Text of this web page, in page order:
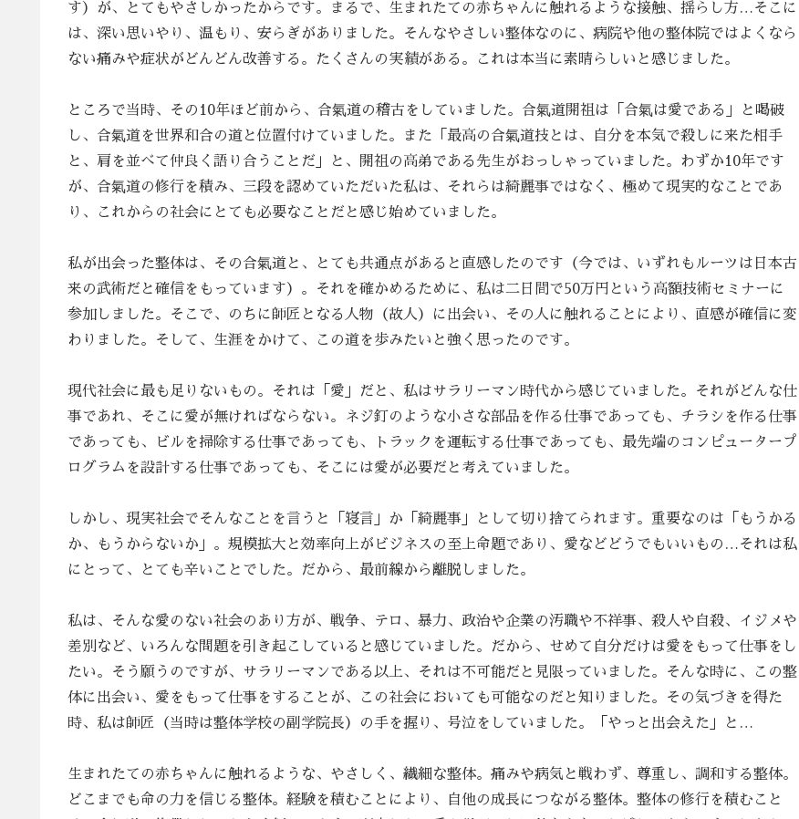
す）が、とてもやさしかったからです。まるで、生まれたての赤ちゃんに触れるような接触、揺らし方…そこに
は、深い思いやり、温もり、安らぎがありました。そんなやさしい整体なのに、病院や他の整体院ではよくなら
ない痛みや症状がどんどん改善する。たくさんの実績がある。これは本当に素晴らしいと感じました。
ところで当時、その10年ほど前から、合氣道の稽古をしていました。合氣道開祖は「合氣は愛である」と喝破
し、合氣道を世界和合の道と位置付けていました。また「最高の合氣道技とは、自分を本気で殺しに来た相手
と、肩を並べて仲良く語り合うことだ」と、開祖の高弟である先生がおっしゃっていました。わずか10年です
が、合氣道の修行を積み、三段を認めていただいた私は、それらは綺麗事ではなく、極めて現実的なことであ
り、これからの社会にとても必要なことだと感じ始めていました。
私が出会った整体は、その合氣道と、とても共通点があると直感したのです（今では、いずれもルーツは日本古
来の武術だと確信をもっています）。それを確かめるために、私は二日間で50万円という高額技術セミナーに
参加しました。そこで、のちに師匠となる人物（故人）に出会い、その人に触れることにより、直感が確信に変
わりました。そして、生涯をかけて、この道を歩みたいと強く思ったのです。
現代社会に最も足りないもの。それは「愛」だと、私はサラリーマン時代から感じていました。それがどんな仕
事であれ、そこに愛が無ければならない。ネジ釘のような小さな部品を作る仕事であっても、チラシを作る仕事
であっても、ビルを掃除する仕事であっても、トラックを運転する仕事であっても、最先端のコンピュータープ
ログラムを設計する仕事であっても、そこには愛が必要だと考えていました。
しかし、現実社会でそんなことを言うと「寝言」か「綺麗事」として切り捨てられます。重要なのは「もうかる
か、もうからないか」。規模拡大と効率向上がビジネスの至上命題であり、愛などどうでもいいもの…それは私
にとって、とても辛いことでした。だから、最前線から離脱しました。
私は、そんな愛のない社会のあり方が、戦争、テロ、暴力、政治や企業の汚職や不祥事、殺人や自殺、イジメや
差別など、いろんな問題を引き起こしていると感じていました。だから、せめて自分だけは愛をもって仕事をし
たい。そう願うのですが、サラリーマンである以上、それは不可能だと見限っていました。そんな時に、この整
体に出会い、愛をもって仕事をすることが、この社会においても可能なのだと知りました。その気づきを得た
時、私は師匠（当時は整体学校の副学院長）の手を握り、号泣をしていました。「やっと出会えた」と…
生まれたての赤ちゃんに触れるような、やさしく、繊細な整体。痛みや病気と戦わず、尊重し、調和する整体。
どこまでも命の力を信じる整体。経験を積むことにより、自他の成長につながる整体。整体の修行を積むこと